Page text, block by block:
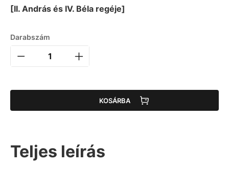
[II. András és IV. Béla regéje]
Darabszám
KOSÁRBA
Teljes leírás